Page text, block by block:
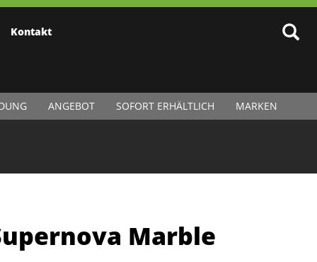
Kontakt
ANGEBOT SOFORT ERHÄLTLICH MARKEN
Marble